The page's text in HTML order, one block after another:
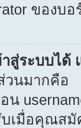
ของบอ
าสู่ระบบได้
วนมากคือ
เมื่อคุณสมั